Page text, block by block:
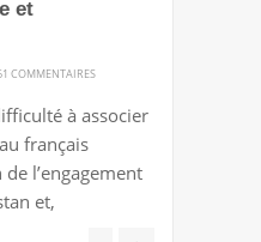
et
COMMENTAIRES
GUERRE
DÉSHONNEUR
à associer
français
l’engagement
et,